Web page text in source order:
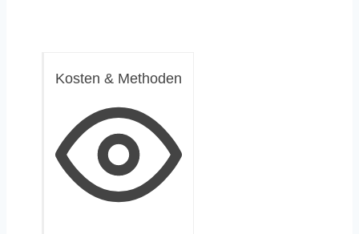
Kosten & Methoden